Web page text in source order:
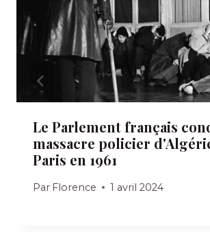
Le Parlement français
massacre policier
Paris en 1961
Par Florence 1 avril 2024